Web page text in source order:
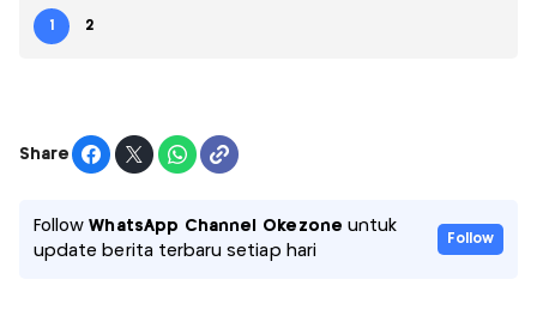
1 2
Share
FollowWhatsApp Channel Okezone untuk
update berita terbaru setiap hari
Follow